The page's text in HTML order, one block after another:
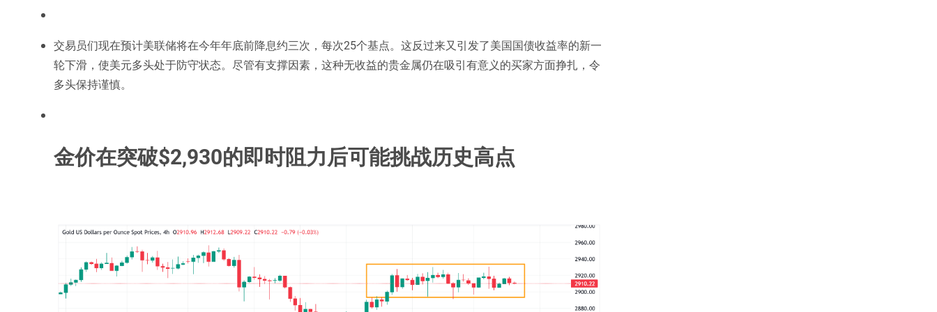
交易员们现在预计美联储将在今年年底前降息约三次，每次25个基点。这反过来又引发了美国国债收益率的新一
轮下滑，使美元多头处于防守状态。尽管有支撑因素，这种无收益的贵金属仍在吸引有意义的买家方面挣扎，令
多头保持谨慎。
金价在突破$2,930的即时阻力后可能挑战历史高点